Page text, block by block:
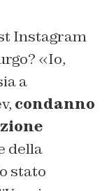
Instagram
«Io,
a
condanno
della
stato